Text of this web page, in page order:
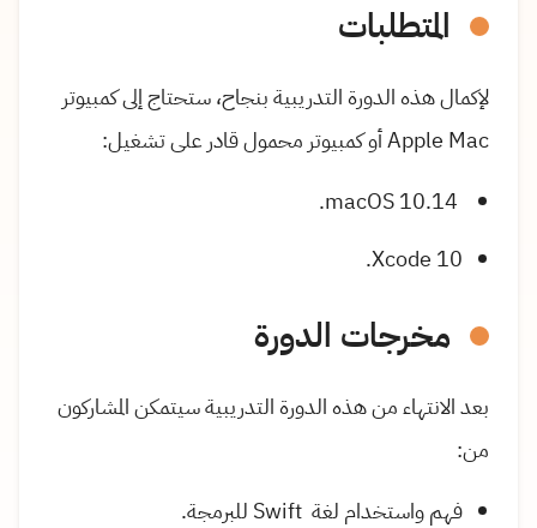
المتطلبات
لإكمال هذه الدورة التدريبية بنجاح، ستحتاج إلى كمبيوتر
Apple Mac أو كمبيوتر محمول قادر على تشغيل:
Xcode 10.
مخرجات الدورة
بعد الانتهاء من هذه الدورة التدريبية سيتمكن المشاركون
من:
فهم واستخدام لغة Swift للبرمجة.